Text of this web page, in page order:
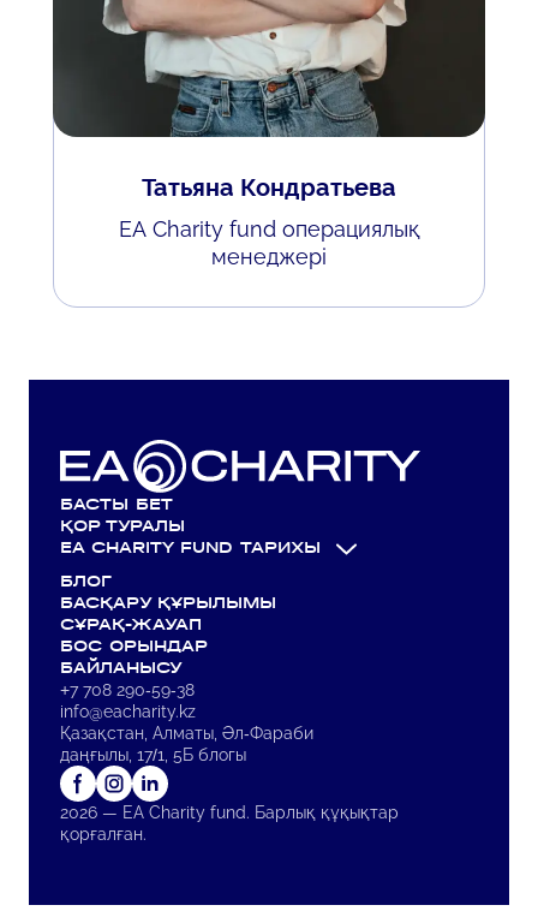
Татьяна Кондратьева
EA Charity fund операциялық
менеджері
БАСТЫ БЕТ
ҚОР ТУРАЛЫ
EA CHARITY FUND ТАРИХЫ
ҚАЗАҚСТАНДАҒЫ ОНКОЛОГИЯ ЖОҒАРЫ
МЕКТЕБІ
БАТЫРХАН ШӨКЕНОВ АТЫНДАҒЫ ҚОР
OYLA ЖУРНАЛЫ
ҚОРДЫҢ ДИРЕКТОРЫ АЙДАР
БӨРІБАЕВПЕН СҰХБАТ
БЛОГ
БАСҚАРУ ҚҰРЫЛЫМЫ
СҰРАҚ-ЖАУАП
БОС ОРЫНДАР
БАЙЛАНЫСУ
+7 708 290-59-38
info@eacharity.kz
Қазақстан, Алматы, Әл-Фараби
даңғылы, 17/1, 5Б блогы
2026 — EA Charity fund. Барлық құқықтар
қорғалған.